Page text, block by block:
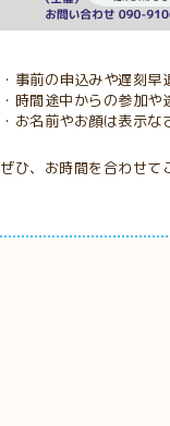
・事前の申込みや遅刻早
・時間途中からの参加や
・お名前やお顔は表示な
ぜひ、お時間を合わせて